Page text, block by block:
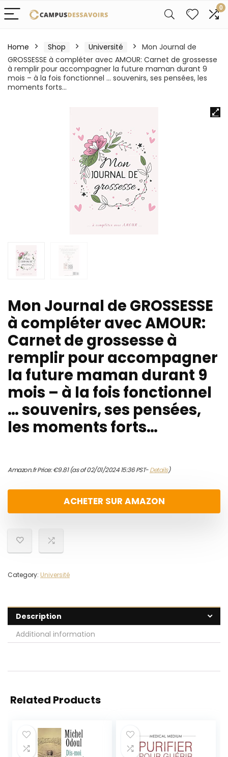
0
Home Shop Université
Mon Journal de
GROSSESSE à compléter avec AMOUR: Carnet de grossesse
à remplir pour accompagner la future maman durant 9
mois – à la fois fonctionnel … souvenirs, ses pensées, les
moments forts…
Mon Journal de GROSSESSE
à compléter avec AMOUR:
Carnet de grossesse à
remplir pour accompagner
la future maman durant 9
mois – à la fois fonctionnel
… souvenirs, ses pensées,
les moments forts…
Amazon.fr Price:€9.81(as of 02/01/2024 15:36 PST-Details)
ACHETER SUR AMAZON
Category: Université
Description
Additional information
Related Products